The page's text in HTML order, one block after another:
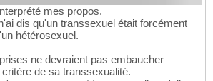
mes propos.
dis qu'un transsexuel était forcément
hétérosexuel.
ne devraient pas embaucher
de sa transsexualité.